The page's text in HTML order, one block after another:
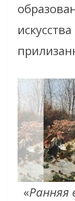
«Ранняя